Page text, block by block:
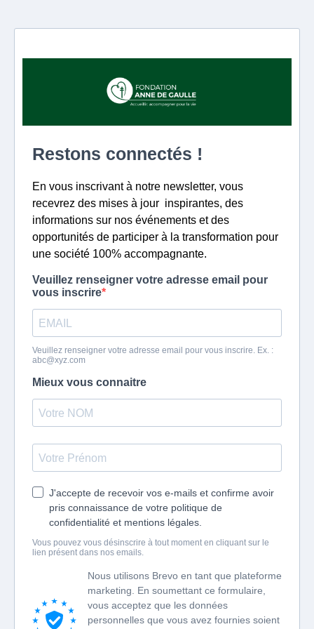
Restons connectés !
En vous inscrivant à notre newsletter, vous
recevrez des mises à jour inspirantes, des
informations sur nos événements et des
opportunités de participer à la transformation pour
une société 100% accompagnante.
Veuillez renseigner votre adresse email pour
vous inscrire
Veuillez renseigner votre adresse email pour vous inscrire. Ex. :
abc@xyz.com
Mieux vous connaitre
J'accepte de recevoir vos e-mails et confirme avoir
pris connaissance de votre politique de
confidentialité et mentions légales.
Vous pouvez vous désinscrire à tout moment en cliquant sur le
lien présent dans nos emails.
Nous utilisons Brevo en tant que plateforme
marketing. En soumettant ce formulaire,
vous acceptez que les données
personnelles que vous avez fournies soient